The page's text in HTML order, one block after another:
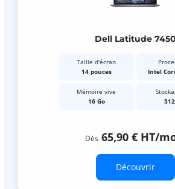
Dell Latitude 7450
Taille d'écran
14 pouces
Intel
Mémoire vive
16 Go
Dès 65,90 € HT/
Découvrir